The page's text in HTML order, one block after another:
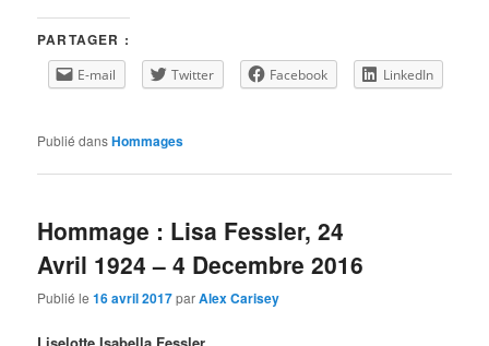
PARTAGER :
E-mail Twitter Facebook LinkedIn
Publié dansHommages
Hommage : Lisa Fessler, 24
Avril 1924 – 4 Decembre 2016
Publié le16 avril 2017parAlex Carisey